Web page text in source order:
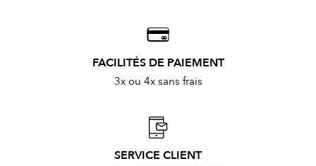
FACILITÉS DE PAIEMENT
3x ou 4x sans frais
SERVICE CLIENT